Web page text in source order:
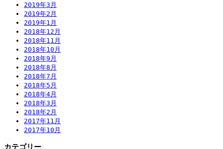
2019年3月
2019年2月
2019年1月
2018年12月
2018年11月
2018年10月
2018年9月
2018年8月
2018年7月
2018年5月
2018年4月
2018年3月
2018年2月
2017年11月
2017年10月
カテゴリー